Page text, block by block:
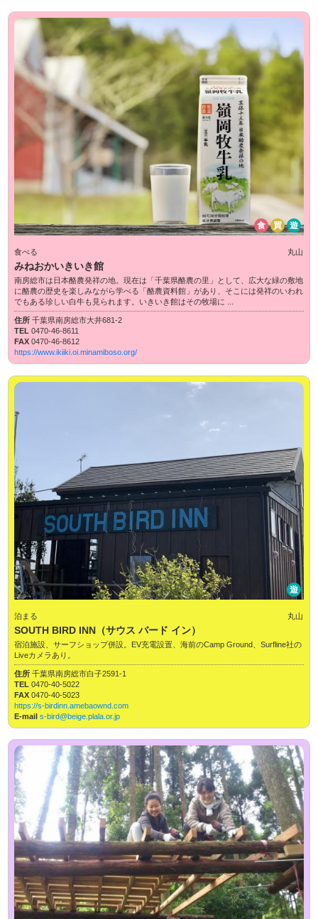
食 買 遊
食べる 丸山
みねおかいきいき館
南房総市は日本酪農発祥の地。現在は「千葉県酪農の里」として、広大な緑の敷地
に酪農の歴史を楽しみながら学べる「酪農資料館」があり、そこには発祥のいわれ
でもある珍しい白牛も見られます。いきいき館はその牧場に ...
住所千葉県南房総市大井681-2
TEL0470-46-8611
FAX0470-46-8612
https://www.ikiiki.oi.minamiboso.org/
遊
泊まる 丸山
SOUTH BIRD INN（サウス バード イン）
宿泊施設、サーフショップ併設。EV充電設置、海前のCamp Ground、Surfline社の
Liveカメラあり。
住所千葉県南房総市白子2591-1
TEL0470-40-5022
FAX0470-40-5023
https://s-birdinn.amebaownd.com
E-mails-bird@beige.plala.or.jp